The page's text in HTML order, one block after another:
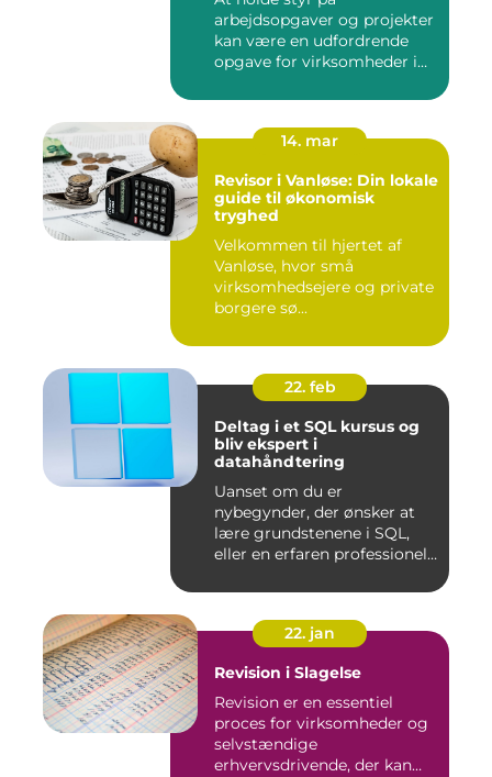
arbejdsopgaver og projekter
kan være en udfordrende
opgave for virksomheder i
14. mar
Revisor i Vanløse: Din lokale
guide til økonomisk
tryghed
Velkommen til hjertet af
Vanløse, hvor små
virksomhedsejere og private
borgere sø...
22. feb
Deltag i et SQL kursus og
bliv ekspert i
datahåndtering
Uanset om du er
nybegynder, der ønsker at
lære grundstenene i SQL,
eller en erfaren professionel,
22. jan
Revision i Slagelse
Revision er en essentiel
proces for virksomheder og
selvstændige
erhvervsdrivende, der kan